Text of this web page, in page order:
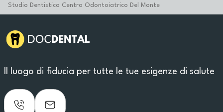
Studio Dentistico Centro Odontoiatrico Del Monte
Il luogo di fiducia per tutte le tue esigenze di salute